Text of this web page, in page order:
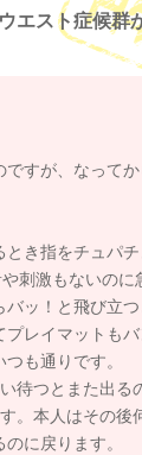
エスト症候群
ですが、なって
き指をチュパ
刺激もないのに
ッ！と飛び立
レイマットもバ
も通りです。
待つとまた出る
。本人はその後
に戻ります。